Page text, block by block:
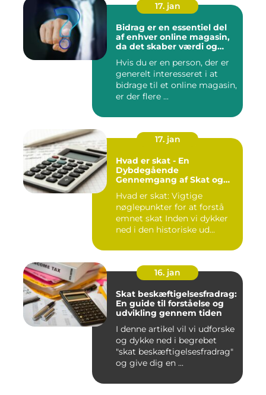
17. jan
Bidrag er en essentiel del
af enhver online magasin,
da det skaber værdi og
engagerer læsere og
bidragsydere
Hvis du er en person, der er
generelt interesseret i at
bidrage til et online magasin,
er der flere ...
17. jan
Hvad er skat - En
Dybdegående
Gennemgang af Skat og
Tid
Hvad er skat: Vigtige
nøglepunkter for at forstå
emnet skat Inden vi dykker
ned i den historiske ud...
16. jan
Skat beskæftigelsesfradrag:
En guide til forståelse og
udvikling gennem tiden
I denne artikel vil vi udforske
og dykke ned i begrebet
"skat beskæftigelsesfradrag"
og give dig en ...